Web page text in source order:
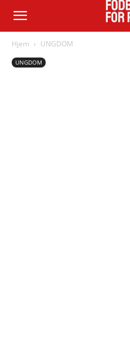
Hjem UNGDOM
UNGDOM